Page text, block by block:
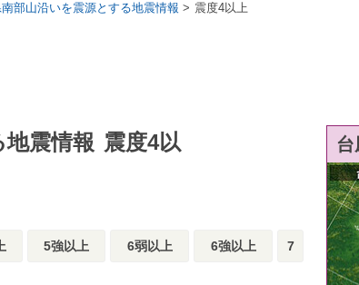
部山沿いを震源とする地震情報 震度4以上
震情報 震度4以
5強以上 6弱以上 6強以上 7